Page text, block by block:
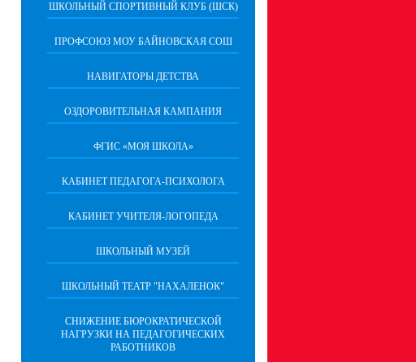
ШКОЛЬНЫЙ СПОРТИВНЫЙ КЛУБ (ШСК)
ПРОФСОЮЗ МОУ БАЙНОВСКАЯ СОШ
НАВИГАТОРЫ ДЕТСТВА
ОЗДОРОВИТЕЛЬНАЯ КАМПАНИЯ
ФГИС «МОЯ ШКОЛА»
КАБИНЕТ ПЕДАГОГА-ПСИХОЛОГА
КАБИНЕТ УЧИТЕЛЯ-ЛОГОПЕДА
ШКОЛЬНЫЙ МУЗЕЙ
ШКОЛЬНЫЙ ТЕАТР "НАХАЛЕНОК"
СНИЖЕНИЕ БЮРОКРАТИЧЕСКОЙ
НАГРУЗКИ НА ПЕДАГОГИЧЕСКИХ
РАБОТНИКОВ